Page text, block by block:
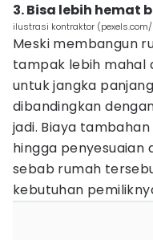
3. Bisa lebih hemat
ilustrasi kontraktor (pexels.com/
Meski membangun
tampak lebih mahal
untuk jangka
dibandingkan
jadi. Biaya
hingga penyesuaian
sebab rumah
kebutuhan